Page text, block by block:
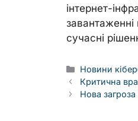
інтернет-
сучасні
Categories
Новини
Критична
Нова загроза